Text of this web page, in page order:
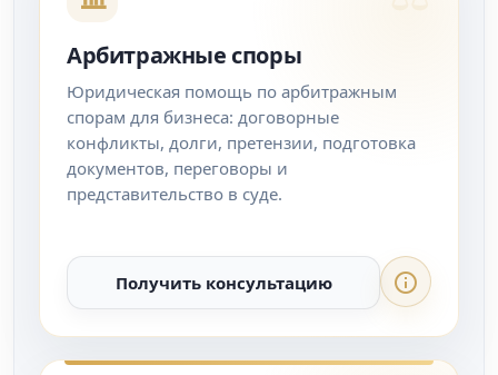
Арбитражные споры
Юридическая помощь по арбитражным
спорам для бизнеса: договорные
конфликты, долги, претензии, подготовка
документов, переговоры и
представительство в суде.
Получить консультацию